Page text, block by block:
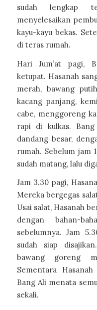
sudah lengkap
menyelesaikan
kayu-kayu bekas.
di teras rumah.
Hari Jum’at pagi,
ketupat. Hasanah
merah, bawang
kacang panjang,
cabe, menggoreng
rapi di kulkas.
dandang besar,
rumah. Sebelum jam
sudah matang, lalu
Jam 3.30 pagi,
Mereka bergegas
Usai salat, Hasanah
dengan bahan-
sebelumnya. Jam
sudah siap
bawang goreng
Sementara
Bang Ali menata
sekali.